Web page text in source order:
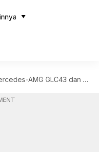
AMG GLC43 dan GLC63 S E Performance diperkenalkan: Periksa fiturnya